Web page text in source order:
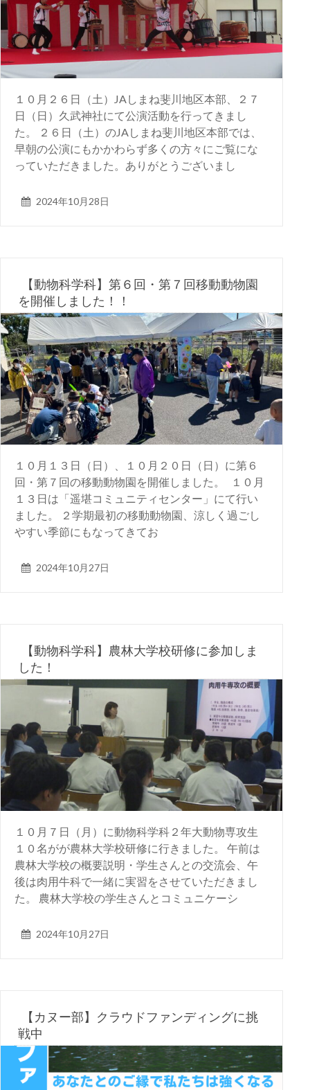
１０月２６日（土）JAしまね斐川地区本部、２７
日（日）久武神社にて公演活動を行ってきまし
た。 ２６日（土）のJAしまね斐川地区本部では、
早朝の公演にもかかわらず多くの方々にご覧にな
っていただきました。ありがとうございまし
2024年10月28日
【動物科学科】第６回・第７回移動動物園
を開催しました！！
１０月１３日（日）、１０月２０日（日）に第６
回・第７回の移動動物園を開催しました。 １０月
１３日は「遥堪コミュニティセンター」にて行い
ました。 ２学期最初の移動動物園、涼しく過ごし
やすい季節にもなってきてお
2024年10月27日
【動物科学科】農林大学校研修に参加しま
した！
１０月７日（月）に動物科学科２年大動物専攻生
１０名がが農林大学校研修に行きました。 午前は
農林大学校の概要説明・学生さんとの交流会、午
後は肉用牛科で一緒に実習をさせていただきまし
た。 農林大学校の学生さんとコミュニケーシ
2024年10月27日
【カヌー部】クラウドファンディングに挑
戦中